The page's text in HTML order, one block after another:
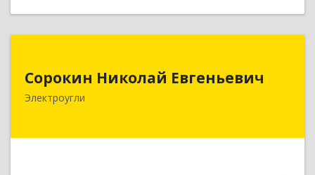
Сорокин Николай Евгеньевич
Электроугли